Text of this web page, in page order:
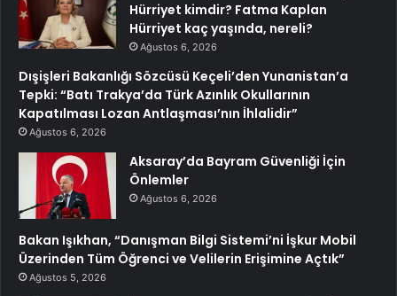
Hürriyet kimdir? Fatma Kaplan
Hürriyet kaç yaşında, nereli?
Ağustos 6, 2026
Dışişleri Bakanlığı Sözcüsü Keçeli’den Yunanistan’a
Tepki: “Batı Trakya’da Türk Azınlık Okullarının
Kapatılması Lozan Antlaşması’nın İhlalidir”
Ağustos 6, 2026
Aksaray’da Bayram Güvenliği İçin
Önlemler
Ağustos 6, 2026
Bakan Işıkhan, “Danışman Bilgi Sistemi’ni İşkur Mobil
Üzerinden Tüm Öğrenci ve Velilerin Erişimine Açtık”
Ağustos 5, 2026